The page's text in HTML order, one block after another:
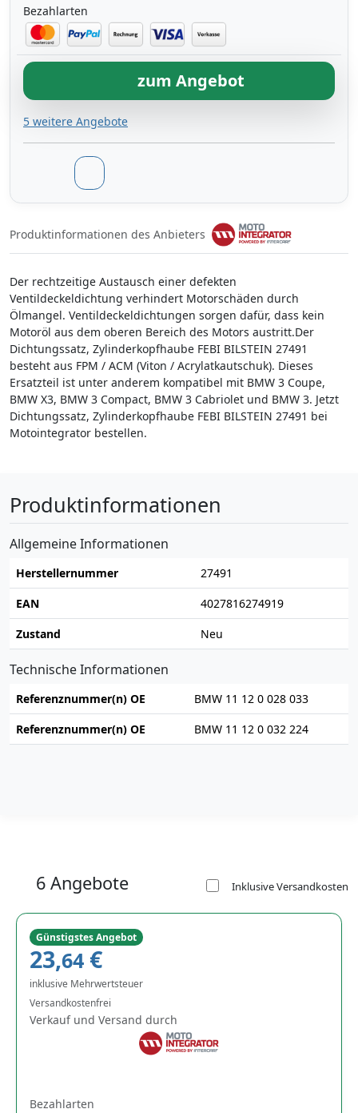
Bezahlarten
zum Angebot
5 weitere Angebote
Produktinformationen des Anbieters
Der rechtzeitige Austausch einer defekten
Ventildeckeldichtung verhindert Motorschäden durch
Ölmangel. Ventildeckeldichtungen sorgen dafür, dass kein
Motoröl aus dem oberen Bereich des Motors austritt.Der
Dichtungssatz, Zylinderkopfhaube FEBI BILSTEIN 27491
besteht aus FPM / ACM (Viton / Acrylatkautschuk). Dieses
Ersatzteil ist unter anderem kompatibel mit BMW 3 Coupe,
BMW X3, BMW 3 Compact, BMW 3 Cabriolet und BMW 3. Jetzt
Dichtungssatz, Zylinderkopfhaube FEBI BILSTEIN 27491 bei
Motointegrator bestellen.
Produktinformationen
Allgemeine Informationen
Herstellernummer
27491
EAN
4027816274919
Zustand
Neu
Technische Informationen
Referenznummer(n) OE
BMW 11 12 0 028 033
Referenznummer(n) OE
BMW 11 12 0 032 224
6 Angebote Inklusive Versandkosten
Günstigstes Angebot
23,64 €
inklusive Mehrwertsteuer
Versandkostenfrei
Verkauf und Versand durch
Bezahlarten